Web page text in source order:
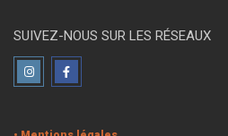
SUIVEZ-NOUS SUR LES RÉSEAUX